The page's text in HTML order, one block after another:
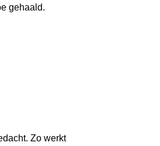
gehaald.
Zo werkt